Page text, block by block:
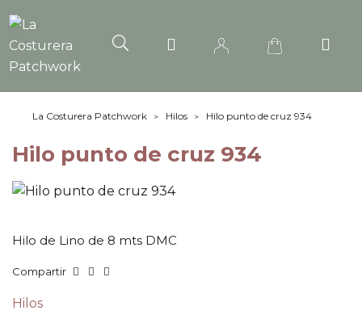
La Costurera Patchwork Hilos Hilo punto de cruz 934
Hilo punto de cruz 934
Hilo de Lino de 8 mts DMC
Compartir
Hilos